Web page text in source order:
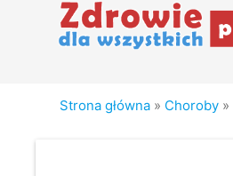
Strona główna » Choroby »